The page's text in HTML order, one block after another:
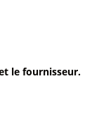
le fournisseur.